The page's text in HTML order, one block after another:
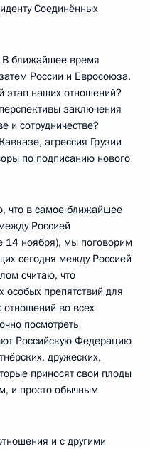
Соединённых
В ближайшее время
России и Евросоюза.
этап наших отношений?
заключения
и сотрудничестве?
агрессия Грузии
по подписанию нового
что в самое ближайшее
Россией
14 ноября), мы поговорим
сегодня между Россией
считаю, что
особых препятствий для
отношений во всех
посмотреть
Российскую Федерацию
дружеских,
приносят свои плоды
и просто обычным
и с другими